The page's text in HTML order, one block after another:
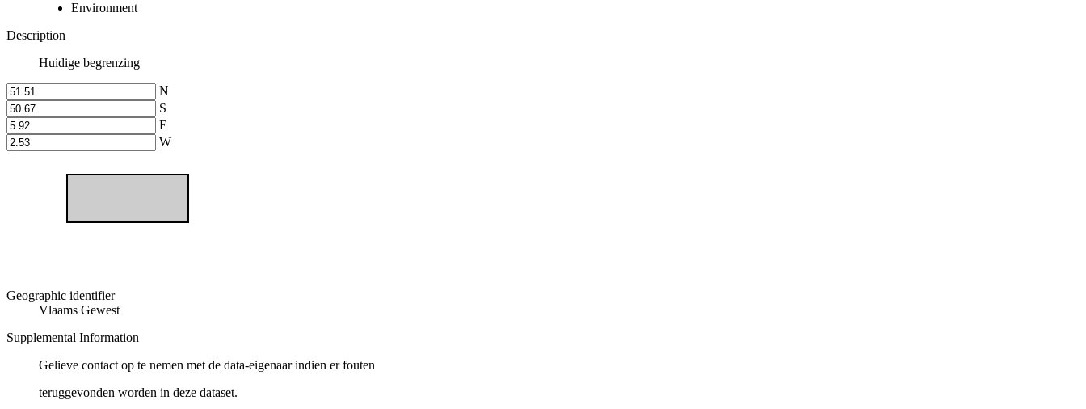
Environment
Description
Huidige begrenzing
N
S
E
W
Geographic identifier
Vlaams Gewest
Supplemental Information
Gelieve contact op te nemen met de data-eigenaar indien er fouten
teruggevonden worden in deze dataset.